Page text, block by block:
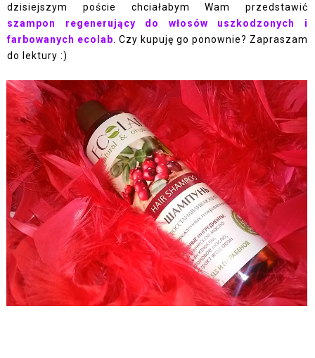
dzisiejszym poście chciałabym Wam przedstawić
szampon regenerujący do włosów uszkodzonych i
farbowanych ecolab Czy kupuję go ponownie? Zapraszam
do lektury :)